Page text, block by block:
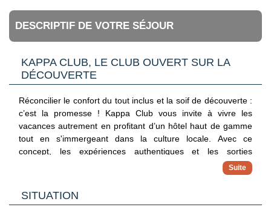
DESCRIPTIF DE VOTRE SÉJOUR
KAPPA CLUB, LE CLUB OUVERT SUR LA
DÉCOUVERTE
Réconcilier le confort du tout inclus et la soif de découverte :
c’est la promesse ! Kappa Club vous invite à vivre les
vacances autrement en profitant d’un hôtel haut de gamme
tout en s'immergeant dans la culture locale. Avec ce
concept, les expériences authentiques et les sorties
exclusives sont déjà incluses pour explorer sereinement la
Séjournez dans des adresses haut de gamme sélectionnées
SITUATION